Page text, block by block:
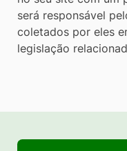
será responsável
coletados por eles
legislação